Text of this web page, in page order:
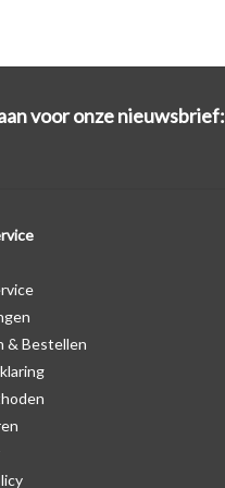
voor onze nieuwsbrief:
& Bestellen